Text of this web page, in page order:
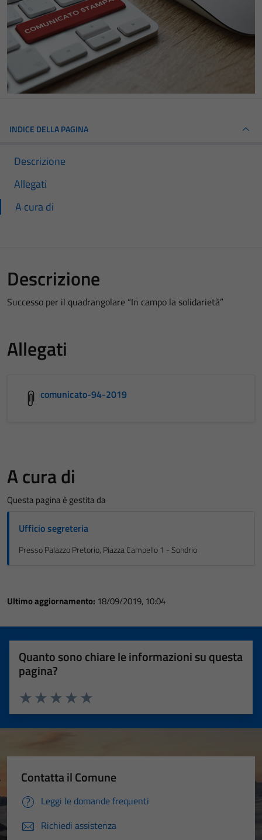
INDICE DELLA PAGINA
Descrizione
Allegati
A cura di
Descrizione
Successo per il quadrangolare “In campo la solidarietà”
Allegati
comunicato-94-2019
A cura di
Questa pagina è gestita da
Ufficio segreteria
Presso Palazzo Pretorio, Piazza Campello 1 - Sondrio
Ultimo aggiornamento: 18/09/2019, 10:04
Quanto sono chiare le informazioni su questa
pagina?
Valuta 5 stelle su 5
Valuta 4 stelle su 5
Valuta 3 stelle su 5
Valuta 2 stelle su 5
Valuta 1 stelle su 5
Contatta il Comune
Leggi le domande frequenti
Richiedi assistenza